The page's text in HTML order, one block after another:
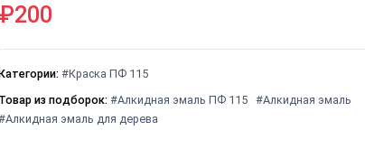
₽200
#Краска ПФ 115
Товар из подборок: #Алкидная эмаль ПФ 115
#Алкидная эмаль
эмаль для дерева